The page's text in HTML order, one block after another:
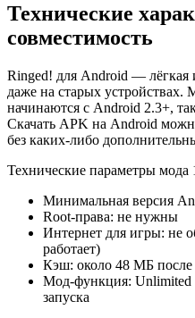
Технические
совместимость
Ringed! для Android — лёгкая
даже на старых
начинаются с Android 2.3+,
Скачать APK на Android
без каких-либо
Технические параметры мода
Минимальная версия
Root-права: не нужны
Интернет для игры: не
работает)
Кэш: около 48 МБ после
Мод-функция: Unlimited
запуска